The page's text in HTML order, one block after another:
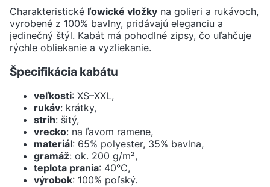
Charakteristické ľowické vložky na golieri a rukávoch,
vyrobené z 100% bavlny, pridávajú eleganciu a
jedinečný štýl. Kabát má pohodlné zipsy, čo uľahčuje
rýchle obliekanie a vyzliekanie.
Špecifikácia kabátu
veľkosti: XS–XXL,
rukáv: krátky,
strih: šitý,
vrecko: na ľavom ramene,
materiál: 65% polyester, 35% bavlna,
gramáž: ok. 200 g/m²,
teplota prania: 40°C,
výrobok: 100% poľský.